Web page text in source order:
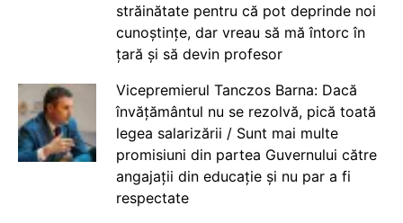
străinătate pentru că pot deprinde noi
cunoștințe, dar vreau să mă întorc în
țară și să devin profesor
Vicepremierul Tanczos Barna: Dacă
învățământul nu se rezolvă, pică toată
legea salarizării / Sunt mai multe
promisiuni din partea Guvernului către
angajații din educație și nu par a fi
respectate